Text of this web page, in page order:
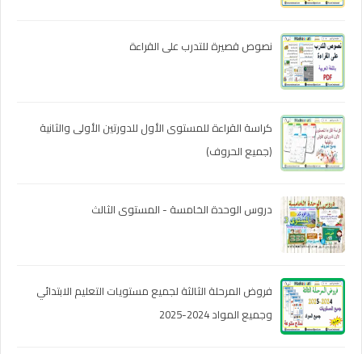
نصوص قصيرة للتدرب على القراءة
كراسة القراءة للمستوى الأول للدورتين الأولى والثانية
(جميع الحروف)
دروس الوحدة الخامسة - المستوى الثالث
فروض المرحلة الثالثة لجميع مستويات التعليم الابتدائي
وجميع المواد 2024-2025